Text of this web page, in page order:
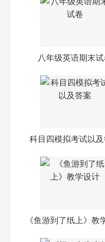
八年级英语期末
科目四模拟考试以
《鱼游到了纸上》教